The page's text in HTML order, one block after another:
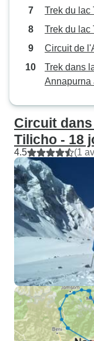
Trek du lac
Trek du lac
Circuit de
Trek dans
Annapurna
Circuit
Tilicho - 18
4.5 (1